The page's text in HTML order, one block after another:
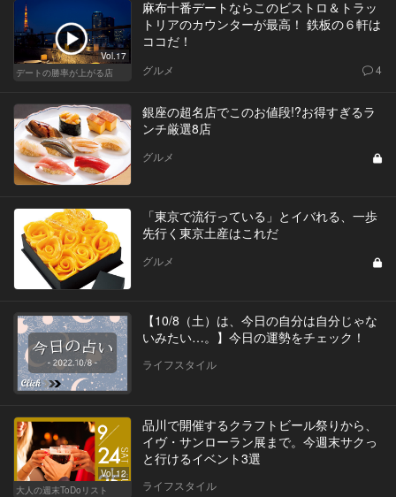
Vol.17
デートの勝率が上がる店
麻布十番デートならこのビストロ＆トラッ
トリアのカウンターが最高！ 鉄板の６軒は
ココだ！
グルメ 4
銀座の超名店でこのお値段!?お得すぎるラ
ンチ厳選8店
グルメ
「東京で流行っている」とイバれる、一歩
先行く東京土産はこれだ
グルメ
【10/8（土）は、今日の自分は自分じゃな
いみたい…。】今日の運勢をチェック！
ライフスタイル
Vol.12
大人の週末ToDoリスト
品川で開催するクラフトビール祭りから、
イヴ・サンローラン展まで。今週末サクっ
と行けるイベント3選
ライフスタイル